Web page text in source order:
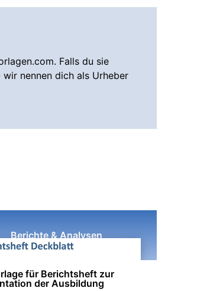
Falls du sie
nennen dich als Urheber
Berichte & Analysen
für Berichtsheft zur
der Ausbildung